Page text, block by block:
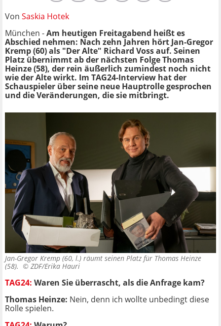
Von Saskia Hotek
München -Am heutigen Freitagabend heißt es
Abschied nehmen: Nach zehn Jahren hört Jan-Gregor
Kremp (60) als "Der Alte" Richard Voss auf. Seinen
Platz übernimmt ab der nächsten Folge Thomas
Heinze (58), der rein äußerlich zumindest noch nicht
wie der Alte wirkt. Im TAG24-Interview hat der
Schauspieler über seine neue Hauptrolle gesprochen
und die Veränderungen, die sie mitbringt.
Jan-Gregor Kremp (60, l.) räumt seinen Platz für Thomas Heinze
(58). © ZDF/Erika Hauri
TAG24: Waren Sie überrascht, als die Anfrage kam?
Thomas Heinze: Nein, denn ich wollte unbedingt diese
Rolle spielen.